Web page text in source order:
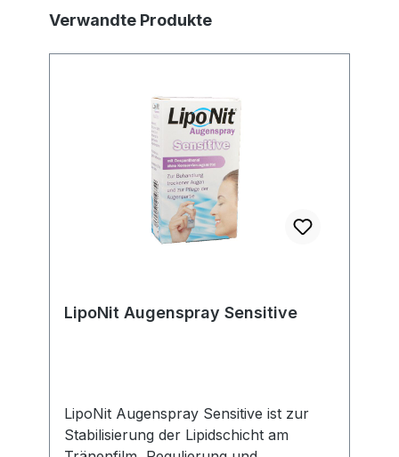
Produktgalerie überspringen
Verwandte Produkte
LipoNit Augenspray Sensitive
LipoNit Augenspray Sensitive ist zur
Stabilisierung der Lipidschicht am